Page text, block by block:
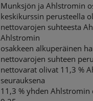
Munksjön ja Ahlstromin
keskikurssin perusteella
nettovarojen suhteesta
Ahlstromin
osakkeen alkuperäinen
nettovarojen suhteen
nettovarat olivat 11,3 %
seurauksena
11,3 % yhden